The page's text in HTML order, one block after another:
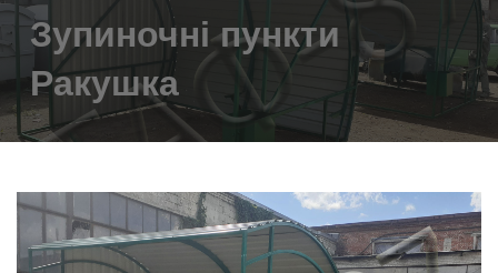
Зупиночні пункти
Ракушка